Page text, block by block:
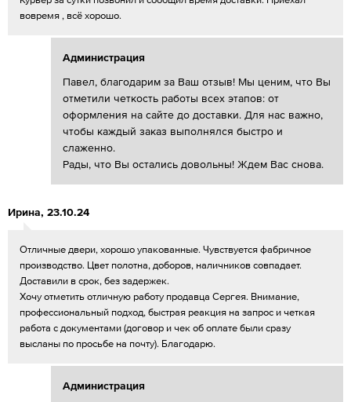
вовремя , всё хорошо.
Администрация
Павел, благодарим за Ваш отзыв! Мы ценим, что Вы
отметили четкость работы всех этапов: от
оформления на сайте до доставки. Для нас важно,
чтобы каждый заказ выполнялся быстро и
слаженно.
Рады, что Вы остались довольны! Ждем Вас снова.
Ирина, 23.10.24
Отличные двери, хорошо упакованные. Чувствуется фабричное
производство. Цвет полотна, доборов, наличников совпадает.
Доставили в срок, без задержек.
Хочу отметить отличную работу продавца Сергея. Внимание,
профессиональный подход, быстрая реакция на запрос и четкая
работа с документами (договор и чек об оплате были сразу
высланы по просьбе на почту). Благодарю.
Администрация